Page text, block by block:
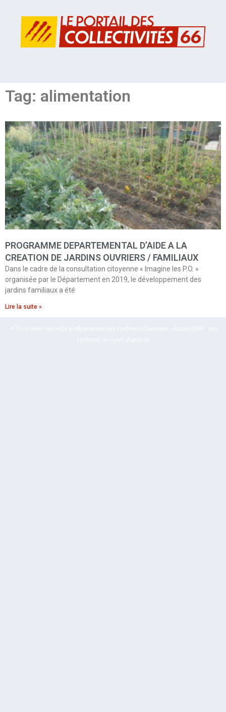
Tag: alimentation
PROGRAMME DEPARTEMENTAL D’AIDE A LA
CREATION DE JARDINS OUVRIERS / FAMILIAUX
Dans le cadre de la consultation citoyenne « Imagine les P.O. »
organisée par le Département en 2019, le développement des
jardins familiaux a été
Lire la suite »